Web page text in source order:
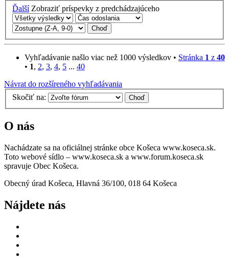
Ďalší Zobraziť príspevky z predchádzajúceho
Vyhľadávanie našlo viac než 1000 výsledkov • Stránka 1 z 40
• 1, 2, 3, 4, 5 ... 40
Návrat do rozšíreného vyhľadávania
Skočiť na:
O nás
Nachádzate sa na oficiálnej stránke obce Košeca www.koseca.sk.
Toto webové sídlo – www.koseca.sk a www.forum.koseca.sk
spravuje Obec Košeca.
Obecný úrad Košeca, Hlavná 36/100, 018 64 Košeca
Nájdete nás